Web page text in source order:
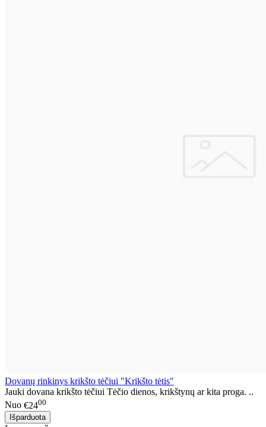
Dovanų rinkinys krikšto tėčiui "Krikšto tėtis"
Jauki dovana krikšto tėčiui Tėčio dienos, krikštynų ar kita proga. ..
Nuo €2400